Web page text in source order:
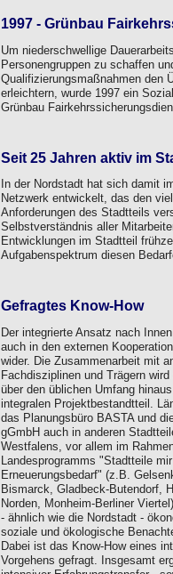
1997 - Grünbau
Um niederschwellige
Personengruppen zu schaffen
Qualifizierungsmaßnahmen den
erleichtern, wurde 1997 ein
Grünbau
Seit 25 Jahren aktiv im
In der Nordstadt hat sich damit
Netzwerk entwickelt, das den
Anforderungen des Stadtteils
Selbstverständnis aller
Entwicklungen im Stadtteil
Aufgabenspektrum diesen
Gefragtes Know-How
Der integrierte Ansatz nach
auch in den externen
wider. Die Zusammenarbeit mit
Fachdisziplinen und Trägern
über den üblichen Umfang
integralen Projektbestandtteil.
das Planungsbüro BASTA und
gGmbH auch in anderen
Westfalens, vor allem im
Landesprogramms "Stadtteile
Erneuerungsbedarf" (z.B.
Bismarck, Gladbeck-Butendorf,
Norden, Monheim-Berliner
- ähnlich wie die Nordstadt -
soziale und ökologische
Dabei ist das Know-How eines
Vorgehens gefragt. Insgesamt